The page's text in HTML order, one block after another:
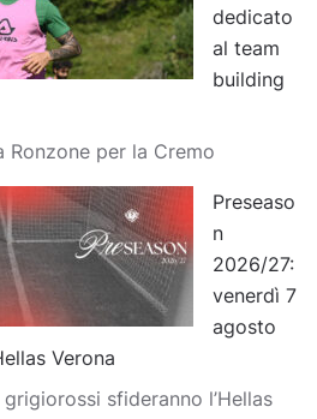
dedicato
al team
building
Ronzone per la Cremo
Preseaso
n
2026/27:
venerdì 7
agosto
Verona
sfideranno l’Hellas